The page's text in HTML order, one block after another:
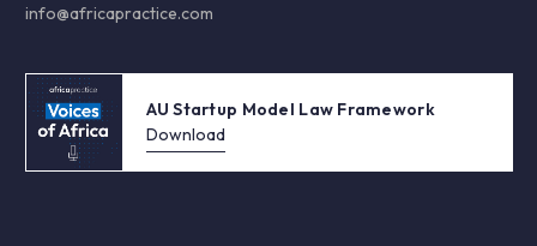
info@africapractice.com
AU Startup Model Law Framework
Download